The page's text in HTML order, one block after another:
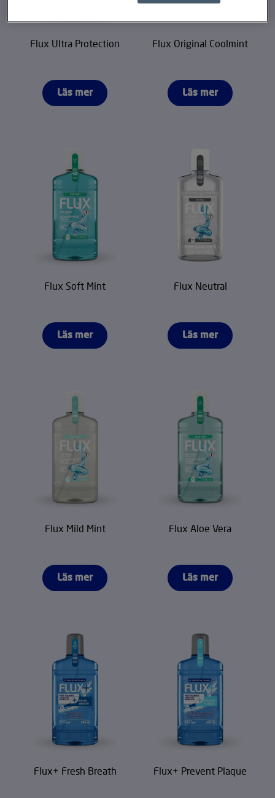
Flux Ultra Protection
Läs mer
Flux Original Coolmint
Läs mer
Flux Soft Mint
Läs mer
Flux Neutral
Läs mer
Flux Mild Mint
Läs mer
Flux Aloe Vera
Läs mer
Flux+ Fresh Breath Flux+ Prevent Plaque